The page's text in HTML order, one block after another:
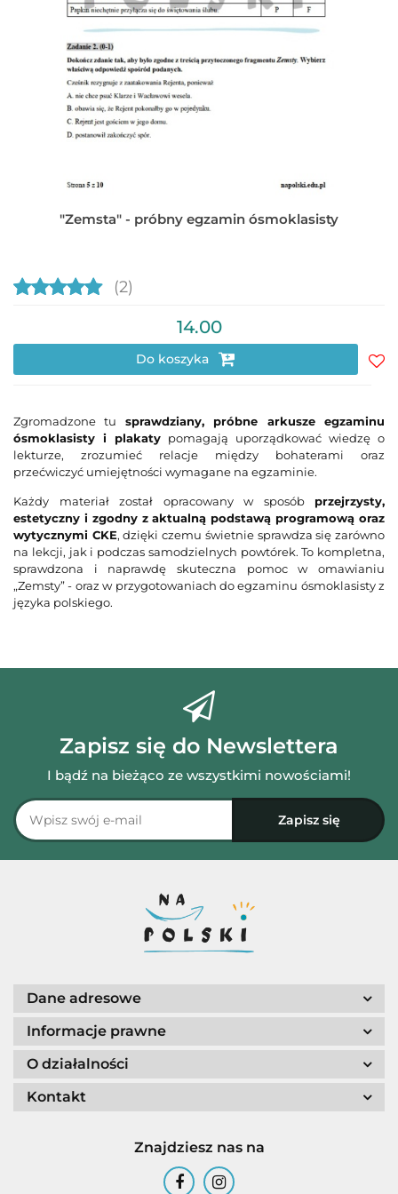
"Zemsta" - próbny egzamin ósmoklasisty
(2)
14.00
Do koszyka
Zgromadzone tu sprawdziany, próbne arkusze egzaminu
ósmoklasisty i plakaty pomagają uporządkować wiedzę o
lekturze, zrozumieć relacje między bohaterami oraz
przećwiczyć umiejętności wymagane na egzaminie.
Każdy materiał został opracowany w sposób przejrzysty,
estetyczny i zgodny z aktualną podstawą programową oraz
wytycznymi CKE, dzięki czemu świetnie sprawdza się zarówno
na lekcji, jak i podczas samodzielnych powtórek. To kompletna,
sprawdzona i naprawdę skuteczna pomoc w omawianiu
„Zemsty” - oraz w przygotowaniach do egzaminu ósmoklasisty z
języka polskiego.
Zapisz się do Newslettera
I bądź na bieżąco ze wszystkimi nowościami!
Dane adresowe
Informacje prawne
O działalności
Kontakt
Znajdziesz nas na